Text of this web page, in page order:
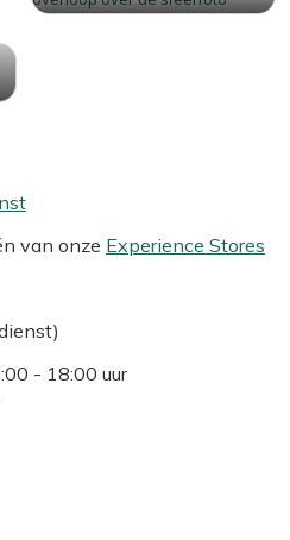
van onze Experience Stores
- 18:00 uur